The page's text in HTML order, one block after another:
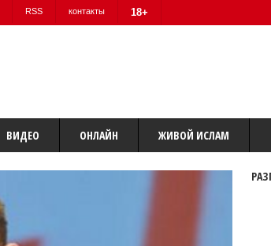
RSS контакты 18+
ВИДЕО ОНЛАЙН ЖИВОЙ ИСЛАМ